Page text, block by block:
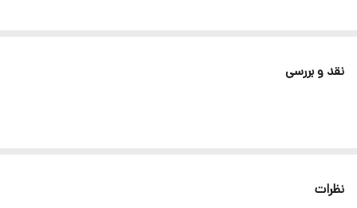
نقد و بررسی
نظرات